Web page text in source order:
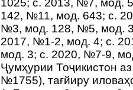
1025; с. 2013, №7, мод.
142, №11, мод. 643; с.
№3, мод. 128, №5, мод.
2017, №1-2, мод. 4; с.
мод. 3; с. 2020, №7-9,
Ҷумҳурии Тоҷикистон
№1755), тағйиру